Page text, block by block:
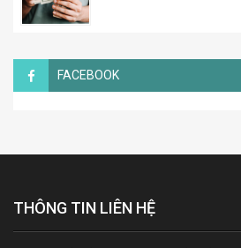
FACEBOOK
THÔNG TIN LIÊN HỆ